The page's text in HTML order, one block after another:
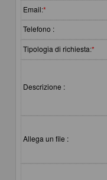
Email:*
Telefono :
Tipologia di richiesta:*
Descrizione :
Allega un file :